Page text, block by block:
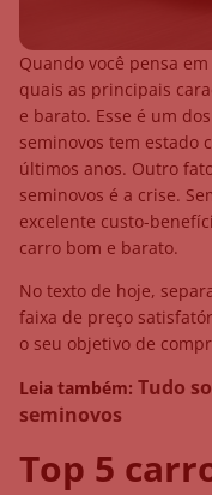
Quando você pensa
quais as principais
e barato. Esse é um
seminovos tem estado
últimos anos. Outro
seminovos é a crise.
excelente custo-
carro bom e barato.
No texto de hoje,
faixa de preço
o seu objetivo de
Leia também: Tudo
seminovos
Top 5